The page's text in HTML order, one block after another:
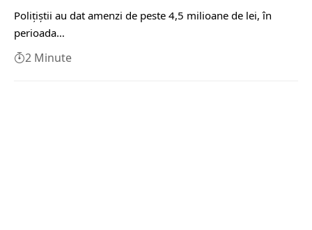
Poliţiştii au dat amenzi de peste 4,5 milioane de lei, în
perioada…
2 Minute